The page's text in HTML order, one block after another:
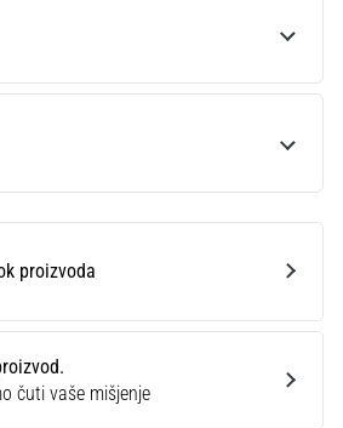
čuti vaše mišjenje
proizvoda